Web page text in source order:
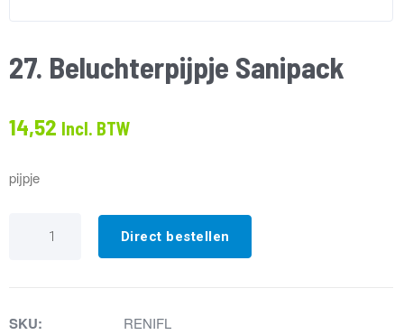
27. Beluchterpijpje Sanipack
14,52 Incl. BTW
pijpje
Beluchterpijpje
Direct bestellen
SKU: RENIFL